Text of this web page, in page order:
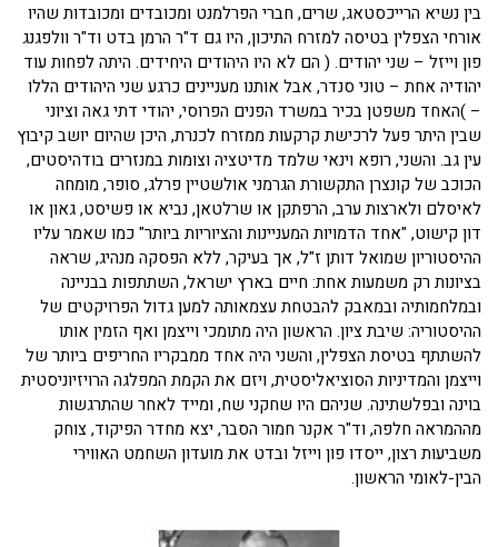
בין נשיא הרייכסטאג, שרים, חברי הפרלמנט ומכובדים ומכובדות שהיו
אורחי הצפלין בטיסה למזרח התיכון, היו גם ד"ר הרמן בדט וד"ר וולפגנג
פון וייזל – שני יהודים. ( הם לא היו היהודים היחידים. היתה לפחות עוד
יהודיה אחת – טוני סנדר, אבל אותנו מעניינים כרגע שני היהודים הללו
– )האחד משפטן בכיר במשרד הפנים הפרוסי, יהודי דתי גאה וציוני
שבין היתר פעל לרכישת קרקעות ממזרח לכנרת, היכן שהיום יושב קיבוץ
עין גב. והשני, רופא וינאי שלמד מדיטציה וצומות במנזרים בודהיסטים,
הכוכב של קונצרן התקשורת הגרמני אולשטיין פרלג, סופר, מומחה
לאיסלם ולארצות ערב, הרפתקן או שרלטאן, נביא או פשיסט, גאון או
דון קישוט, "אחד הדמויות המעניינות והציוריות ביותר" כמו שאמר עליו
ההיסטוריון שמואל דותן ז"ל, אך בעיקר, ללא הפסקה מנהיג, שראה
בציונות רק משמעות אחת: חיים בארץ ישראל, השתתפות בבניינה
ובמלחמותיה ובמאבק להבטחת עצמאותה למען גדול הפרויקטים של
ההיסטוריה: שיבת ציון. הראשון היה מתומכי וייצמן ואף הזמין אותו
להשתתף בטיסת הצפלין, והשני היה אחד ממבקריו החריפים ביותר של
וייצמן והמדיניות הסוציאליסטית, ויזם את הקמת המפלגה הרויזיוניסטית
בוינה ובפלשתינה. שניהם היו שחקני שח, ומייד לאחר שהתרגשות
מההמראה חלפה, וד"ר אקנר חמור הסבר, יצא מחדר הפיקוד, צוחק
משביעות רצון, ייסדו פון וייזל ובדט את מועדון השחמט האווירי
הבין-לאומי הראשון.